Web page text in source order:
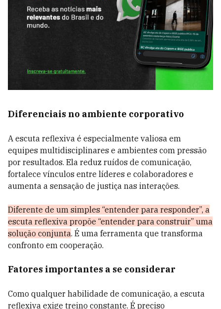
Diferenciais no ambiente corporativo
A escuta reflexiva é especialmente valiosa em
equipes multidisciplinares e ambientes com pressão
por resultados. Ela reduz ruídos de comunicação,
fortalece vínculos entre líderes e colaboradores e
aumenta a sensação de justiça nas interações.
Diferente de um simples “entender para responder”, a
escuta reflexiva propõe “entender para construir” uma
solução conjunta. É uma ferramenta que transforma
confronto em cooperação.
Fatores importantes a se considerar
Como qualquer habilidade de comunicação, a escuta
reflexiva exige treino constante. É preciso